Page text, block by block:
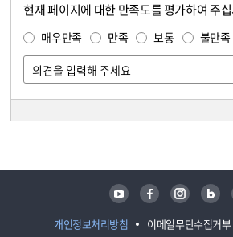
현재 페이지에 대한 만족도를 평가하여 주
매우만족 만족 보통 불만족
개인정보처리방침 이메일무단수집거부
유튜브 페이스북 인스타그램 블로그